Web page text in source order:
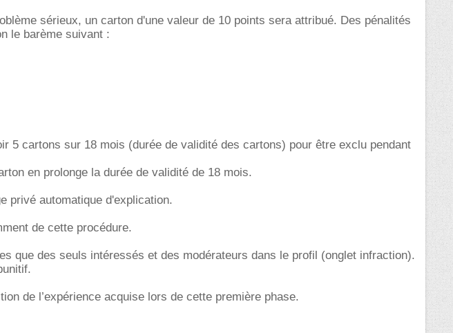
sérieux, un carton d'une valeur de 10 points sera attribué. Des pénalités
le barème suivant :
5 cartons sur 18 mois (durée de validité des cartons) pour être exclu pendant
en prolonge la durée de validité de 18 mois.
privé automatique d'explication.
de cette procédure.
que des seuls intéressés et des modérateurs dans le profil (onglet infraction).
de l’expérience acquise lors de cette première phase.